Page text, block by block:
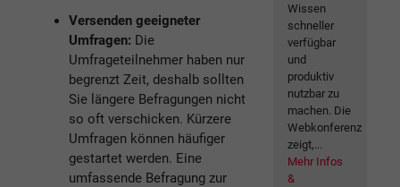
Versenden geeigneter
Umfragen: Die
Umfrageteilnehmer haben nur
begrenzt Zeit, deshalb sollten
Sie längere Befragungen nicht
so oft verschicken. Kürzere
Umfragen können häufiger
gestartet werden. Eine
umfassende Befragung zur
Wissen
schneller
verfügbar
und
produktiv
nutzbar zu
machen. Die
Webkonferenz
zeigt,...
Mehr Infos
&